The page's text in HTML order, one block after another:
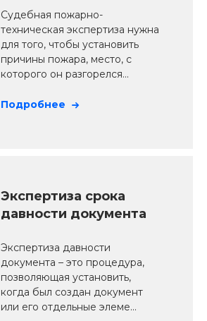
Судебная пожарно-
техническая экспертиза нужна
для того, чтобы установить
причины пожара, место, с
которого он разгорелся...
Подробнее
Экспертиза срока
давности документа
Экспертиза давности
документа – это процедура,
позволяющая установить,
когда был создан документ
или его отдельные элеме...